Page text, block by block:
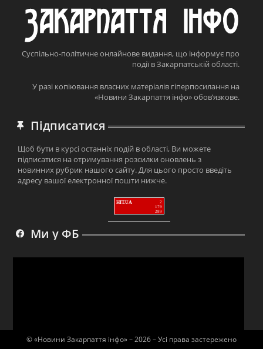
Суспільно-політичне онлайнове видання, що інформує про
події в Закарпатській області.
У разі копіювання власних матеріалів гіперпосилання на
«Новини Закарпаття інфо» обов’язкове.
Підписатися
Щоб бути в курсі останніх подій в області, Ви можете
підписатися на отримування розсилки оновлень з
новинних рубрик нашого сайту. Для цього просто введіть
адресу вашої електронної пошти нижче.
HIT.UA
2
179
289
Ми у ФБ
© «Новини Закарпаття інфо» – 2026 – Усі права застережено